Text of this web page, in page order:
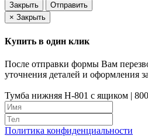
Закрыть
Отправить
× Закрыть
Купить в один клик
После отправки формы Вам
уточнения деталей и оформления
Тумба нижняя Н-801 с ящиком |
Политика конфиденциальности